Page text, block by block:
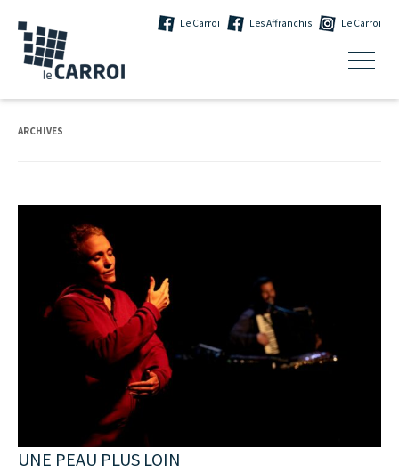
Le Carroi Les Affranchis Le Carroi
ARCHIVES
UNE PEAU PLUS LOIN